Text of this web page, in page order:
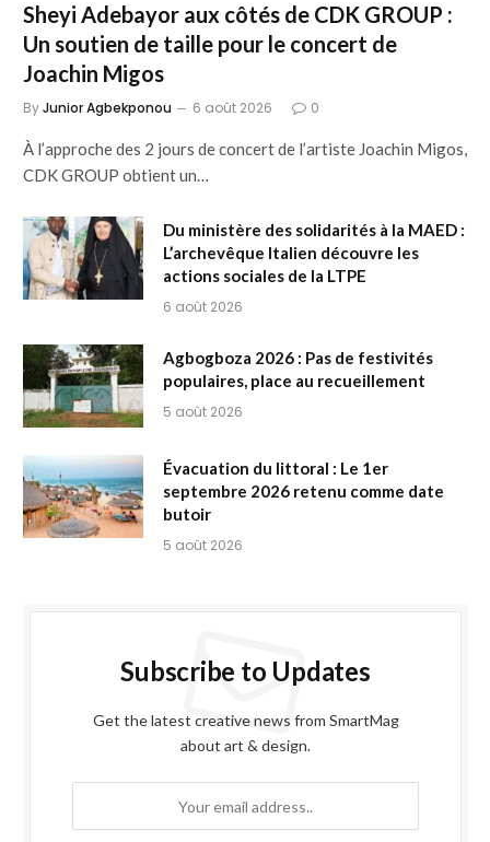
Sheyi Adebayor aux côtés de CDK GROUP :
Un soutien de taille pour le concert de
Joachin Migos
ByJunior Agbekponou 6 août 2026 0
À l’approche des 2 jours de concert de l’artiste Joachin Migos,
CDK GROUP obtient un…
Du ministère des solidarités à la MAED :
L’archevêque Italien découvre les
actions sociales de la LTPE
6 août 2026
Agbogboza 2026 : Pas de festivités
populaires, place au recueillement
5 août 2026
Évacuation du littoral : Le 1er
septembre 2026 retenu comme date
butoir
5 août 2026
Subscribe to Updates
Get the latest creative news from SmartMag
about art & design.